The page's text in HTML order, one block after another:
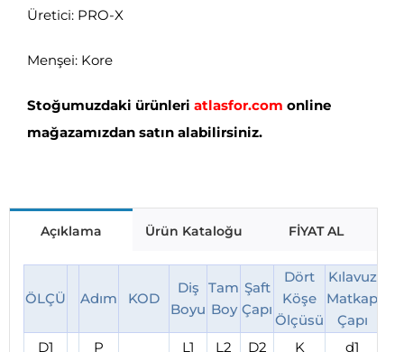
Üretici: PRO-X
Menşei: Kore
Stoğumuzdaki ürünleri atlasfor.com online
mağazamızdan satın alabilirsiniz.
Açıklama Ürün Kataloğu FİYAT AL
ÖLÇÜ Adım KOD
Diş
Boyu
Tam
Boy
Şaft
Çapı
Dört
Köşe
Ölçüsü
Kılavuz
Matkap
Çapı
D1
P L1 L2 D2 K d1